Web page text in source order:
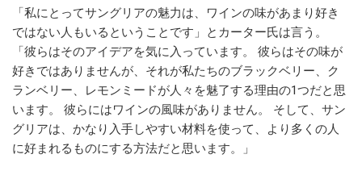
「私にとってサングリアの魅力は、ワインの味があまり好き
ではない人もいるということです」とカーター氏は言う。
「彼らはそのアイデアを気に入っています。 彼らはその味が
好きではありませんが、それが私たちのブラックベリー、ク
ランベリー、レモンミードが人々を魅了する理由の1つだと思
います。 彼らにはワインの風味がありません。 そして、サン
グリアは、かなり入手しやすい材料を使って、より多くの人
に好まれるものにする方法だと思います。」